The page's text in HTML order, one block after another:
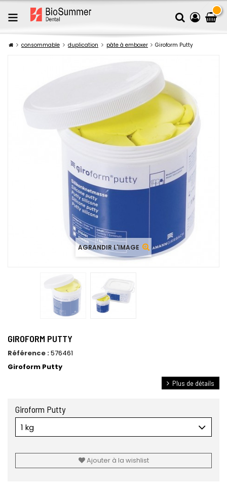
consommable duplication pâte à emboxer Giroform Putty
AGRANDIR L'IMAGE
GIROFORM PUTTY
Référence :576461
Giroform Putty
Plus de détails
Giroform Putty
1 kg
Ajouter à la wishlist